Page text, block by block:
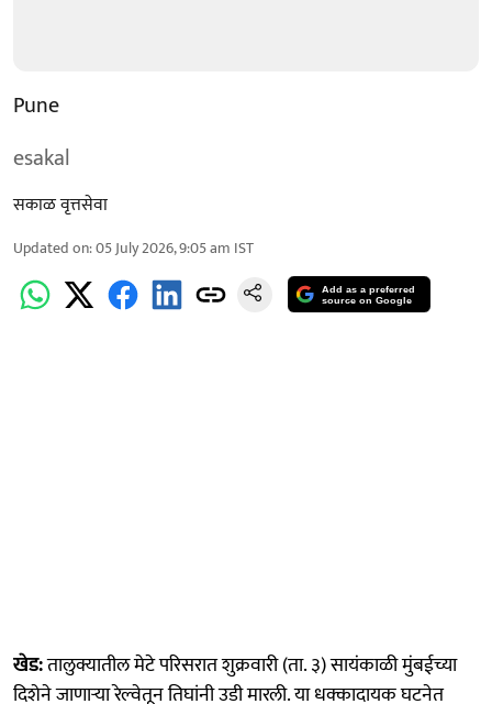
Pune
esakal
सकाळ वृत्तसेवा
Updated on:05 July 2026, 9:05 am IST
Add as a preferred
source on Google
खेड:तालुक्यातील मेटे परिसरात शुक्रवारी (ता. ३) सायंकाळी मुंबईच्या
दिशेने जाणाऱ्या रेल्वेतून तिघांनी उडी मारली. या धक्कादायक घटनेत